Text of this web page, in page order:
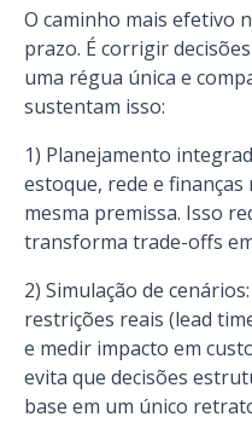
O caminho mais efetivo
prazo. É corrigir
uma régua única e
sustentam isso:
1) Planejamento
estoque, rede e finanças
mesma premissa. Isso
transforma trade-offs
2) Simulação de
restrições reais (lead
e medir impacto em
evita que decisões
base em um único